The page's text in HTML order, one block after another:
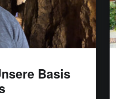
Basis